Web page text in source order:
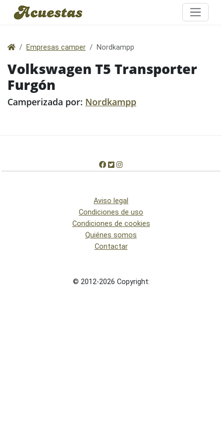
Empresas camper Nordkampp
Volkswagen T5 Transporter
Furgón
Camperizada por: Nordkampp
Aviso legal
Condiciones de uso
Condiciones de cookies
Quiénes somos
Contactar
© 2012-2026 Copyright: